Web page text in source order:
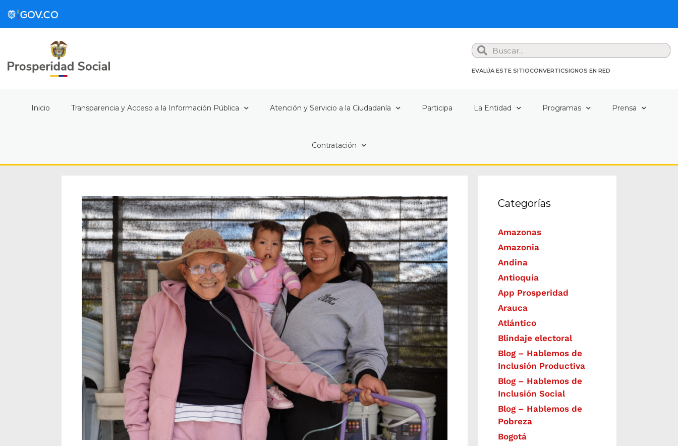
Search
EVALÚA ESTE SITIOCONVERTICSIGNOS EN RED
Inicio Transparencia y Acceso a la Información Pública Atención y Servicio a la Ciudadanía Participa La Entidad Programas Prensa
Contratación
Categorías
Amazonas
Amazonia
Andina
Antioquia
App Prosperidad
Arauca
Atlántico
Blindaje electoral
Blog – Hablemos de
Inclusión Productiva
Blog – Hablemos de
Inclusión Social
Blog – Hablemos de
Pobreza
Bogotá